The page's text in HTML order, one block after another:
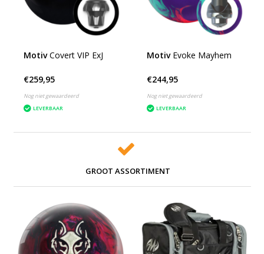
Motiv Covert VIP ExJ
€259,95
Nog niet gewaardeerd
LEVERBAAR
Motiv Evoke Mayhem
€244,95
Nog niet gewaardeerd
LEVERBAAR
GROOT ASSORTIMENT